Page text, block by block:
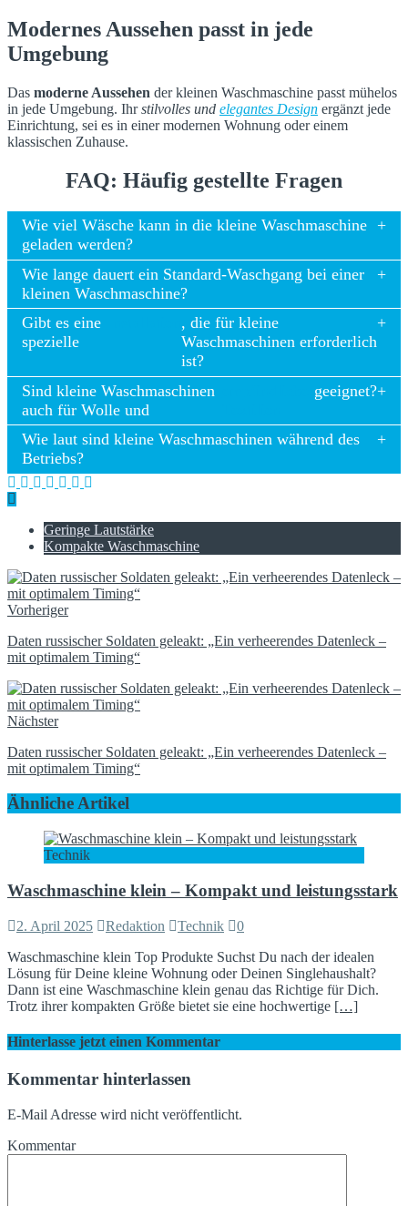
Modernes Aussehen passt in jede
Umgebung
Das moderne Aussehen der kleinen Waschmaschine passt mühelos
in jede Umgebung. Ihrstilvolles und elegantes Design ergänzt jede
Einrichtung, sei es in einer modernen Wohnung oder einem
klassischen Zuhause.
FAQ: Häufig gestellte Fragen
Wie viel Wäsche kann in die kleine Waschmaschine
geladen werden?
Wie lange dauert ein Standard-Waschgang bei einer
kleinen Waschmaschine?
Gibt es eine
spezielle
, die für kleine
Waschmaschinen erforderlich
ist?
Sind kleine Waschmaschinen
auch für Wolle und
geeignet?
Wie laut sind kleine Waschmaschinen während des
Betriebs?
Geringe Lautstärke
Kompakte Waschmaschine
Vorheriger
Daten russischer Soldaten geleakt: „Ein verheerendes Datenleck –
mit optimalem Timing“
Nächster
Daten russischer Soldaten geleakt: „Ein verheerendes Datenleck –
mit optimalem Timing“
Ähnliche Artikel
Technik
Waschmaschine klein – Kompakt und leistungsstark
2. April 2025 Redaktion Technik
0
Waschmaschine klein Top Produkte Suchst Du nach der idealen
Lösung für Deine kleine Wohnung oder Deinen Singlehaushalt?
Dann ist eine Waschmaschine klein genau das Richtige für Dich.
Trotz ihrer kompakten Größe bietet sie eine hochwertige […]
Hinterlasse jetzt einen Kommentar
Kommentar hinterlassen
E-Mail Adresse wird nicht veröffentlicht.
Kommentar